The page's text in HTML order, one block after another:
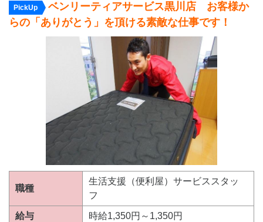
PickUp
ベンリーティアサービス黒川店 お客様か
らの「ありがとう」を頂ける素敵な仕事です！
職種
生活支援（便利屋）サービススタッ
フ
給与 時給1,350円～1,350円